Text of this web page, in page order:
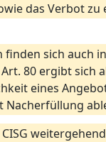
das Verbot zu
finden sich auch
Art. 80 ergibt sich
eines
Nacherfüllung